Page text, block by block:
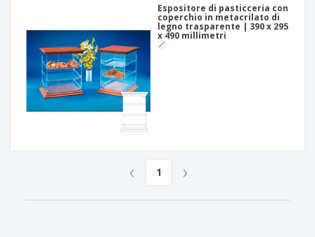
Espositore di pasticceria con
coperchio in metacrilato di
legno trasparente | 390 x 295
x 490 millimetri
‹ 1 ›